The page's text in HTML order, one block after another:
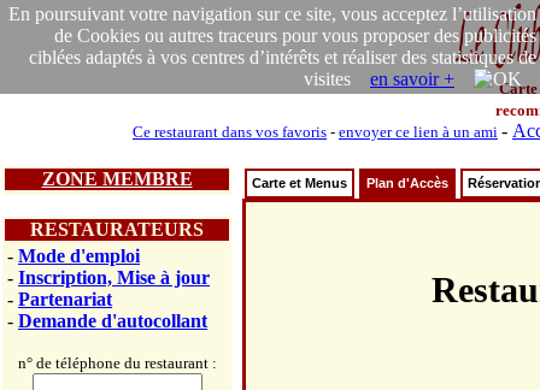
En poursuivant votre navigation sur ce site, vous acceptez l’utilisation
de Cookies ou autres traceurs pour vous proposer des publicités
ciblées adaptés à vos centres d’intérêts et réaliser des statistiques de
visites en savoir +
Carte
Ce restaurant dans vos favoris - envoyer ce lien à un ami -
ZONE MEMBRE
RESTAURATEURS
- Mode d'emploi
- Inscription, Mise à jour
- Partenariat
- Demande d'autocollant
n° de téléphone du restaurant :
Carte et Menus Plan d'Accès